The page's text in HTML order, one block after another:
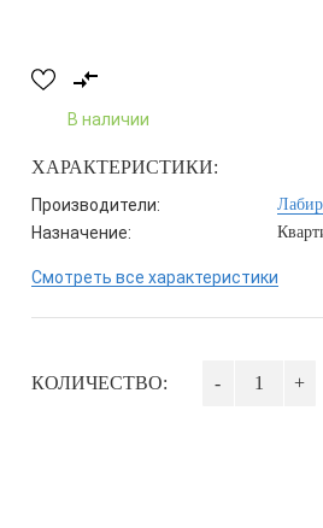
В наличии
ХАРАКТЕРИСТИКИ:
Производители:
Назначение:
Смотреть все характеристики
КОЛИЧЕСТВО: - +